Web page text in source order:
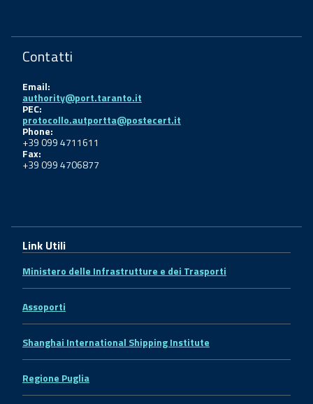
Contatti
Email:
authority@port.taranto.it
PEC:
protocollo.autportta@postecert.it
Phone:
+39 099 4711611
Fax:
+39 099 4706877
Link Utili
Ministero delle Infrastrutture e dei Trasporti
Assoporti
Shanghai International Shipping Institute
Regione Puglia